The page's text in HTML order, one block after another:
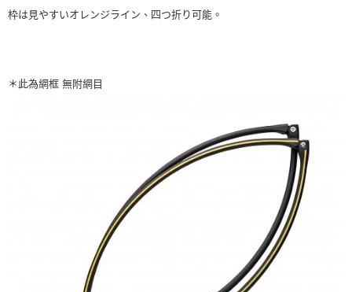
請求用戶進行身份認證。
枠は見やすいオレンジライン、四つ折り可能。
＊此為網框 無附網目